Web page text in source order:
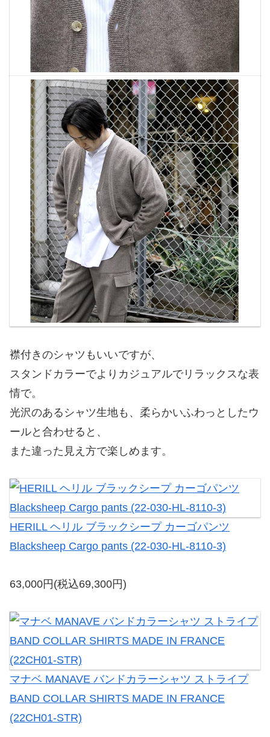
襟付きのシャツもいいですが、
スタンドカラーでよりカジュアルでリラックスな表
情で。
光沢のあるシャツ生地も、柔らかいふわっとしたウ
ールと合わせると、
また違った見え方で楽しめます。
HERILL ヘリル ブラックシープ カーゴパンツ
Blacksheep Cargo pants (22-030-HL-8110-3)
63,000円(税込69,300円)
マナベ MANAVE バンドカラーシャツ ストライプ
BAND COLLAR SHIRTS MADE IN FRANCE
(22CH01-STR)